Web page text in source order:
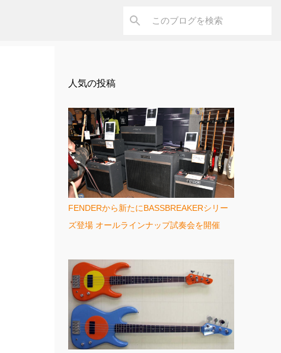
人気の投稿
FENDERから新たにBASSBREAKERシリー
ズ登場 オールラインナップ試奏会を開催